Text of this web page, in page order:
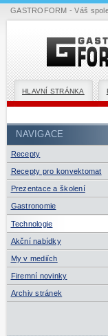
HLAVNÍ STRÁNKA
NAVIGACE
Recepty
Recepty pro konvektomat
Prezentace a školení
Gastronomie
Technologie
Akční nabídky
My v mediích
Firemní novinky
Archiv stránek
GASTROFORM - Váš